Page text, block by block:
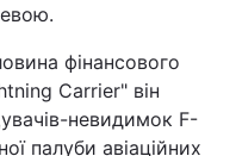
фінансового
Carrier" він
невидимок F-
палуби авіаційних